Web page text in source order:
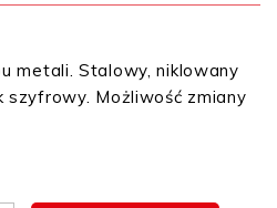
metali. Stalowy, niklowany
szyfrowy. Możliwość zmiany